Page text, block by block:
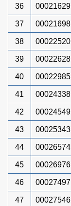
36 00021629
37 00021698
38 00022520
39 00022628
40 00022985
41 00024338
42 00024549
43 00025343
44 00026574
45 00026976
46 00027497
47 00027546